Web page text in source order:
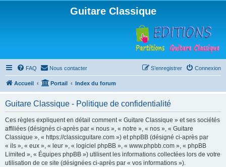
Guitare Classique
FAQ Nous contacter Connexion
S’enregistrer
Accueil Portail Index du forum
Guitare Classique - Politique de confidentialité
Ces règles expliquent en détail comment « Guitare Classique » et ses sociétés
affiliées (désignés ci-après par « nous », « notre », « nos », « Guitare
Classique », « https://classicguitare.com ») et phpBB (désigné ci-après par
« ils », « eux », « leur », « logiciel phpBB », « www.phpbb.com », « phpBB
Limited », « Équipes phpBB ») utilisent les informations collectées lors de votre
utilisation de ce site (désignées ci-après par « vos informations »).